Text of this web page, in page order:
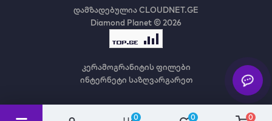
0 0 0
დამზადებულიაCLOUDNET.GE
Diamond Planet © 2026
კერამოგრანიტის ფილები
ინტერნეტი საზღვარგარეთ